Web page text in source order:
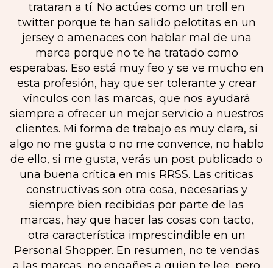
trataran a tí. No actúes como un troll en
twitter porque te han salido pelotitas en un
jersey o amenaces con hablar mal de una
marca porque no te ha tratado como
esperabas. Eso está muy feo y se ve mucho en
esta profesión, hay que ser tolerante y crear
vínculos con las marcas, que nos ayudará
siempre a ofrecer un mejor servicio a nuestros
clientes. Mi forma de trabajo es muy clara, si
algo no me gusta o no me convence, no hablo
de ello, si me gusta, verás un post publicado o
una buena crítica en mis RRSS. Las críticas
constructivas son otra cosa, necesarias y
siempre bien recibidas por parte de las
marcas, hay que hacer las cosas con tacto,
otra característica imprescindible en un
Personal Shopper. En resumen, no te vendas